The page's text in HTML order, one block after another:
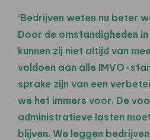
‘Bedrijven weten nu beter
Door de omstandigheden
kunnen zij niet altijd van
voldoen aan alle IMVO-
sprake zijn van een
we het immers voor. De
administratieve lasten
blijven. We leggen